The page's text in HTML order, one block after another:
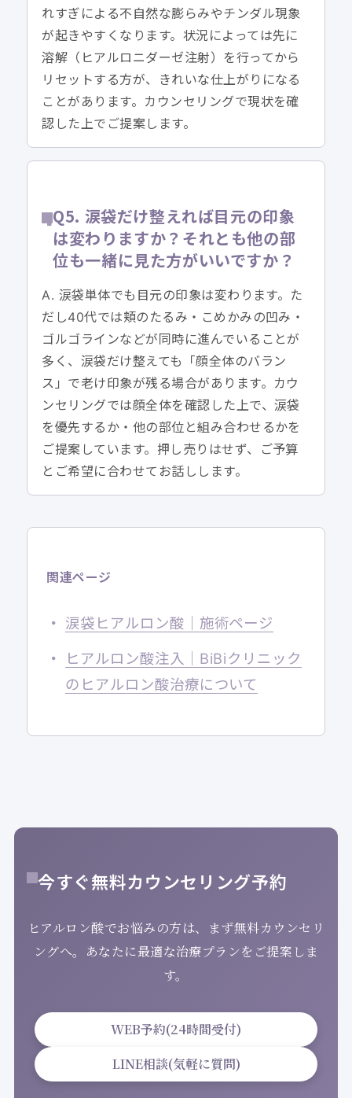
れすぎによる不自然な膨らみやチンダル現象
が起きやすくなります。状況によっては先に
溶解（ヒアルロニダーゼ注射）を行ってから
リセットする方が、きれいな仕上がりになる
ことがあります。カウンセリングで現状を確
認した上でご提案します。
Q5. 涙袋だけ整えれば目元の印象
は変わりますか？それとも他の部
位も一緒に見た方がいいですか？
A. 涙袋単体でも目元の印象は変わります。た
だし40代では頬のたるみ・こめかみの凹み・
ゴルゴラインなどが同時に進んでいることが
多く、涙袋だけ整えても「顔全体のバラン
ス」で老け印象が残る場合があります。カウ
ンセリングでは顔全体を確認した上で、涙袋
を優先するか・他の部位と組み合わせるかを
ご提案しています。押し売りはせず、ご予算
とご希望に合わせてお話しします。
関連ページ
涙袋ヒアルロン酸｜施術ページ
ヒアルロン酸注入｜BiBiクリニック
のヒアルロン酸治療について
今すぐ無料カウンセリング予約
ヒアルロン酸でお悩みの方は、まず無料カウンセリ
ングへ。あなたに最適な治療プランをご提案しま
す。
WEB予約(24時間受付)
LINE相談(気軽に質問)